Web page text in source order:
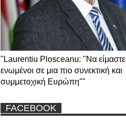
"Laurentiu Plosceanu: "Να είμαστε
ενωμένοι σε μια πιο συνεκτική και
συμμετοχική Ευρώπη""
FACEBOOK